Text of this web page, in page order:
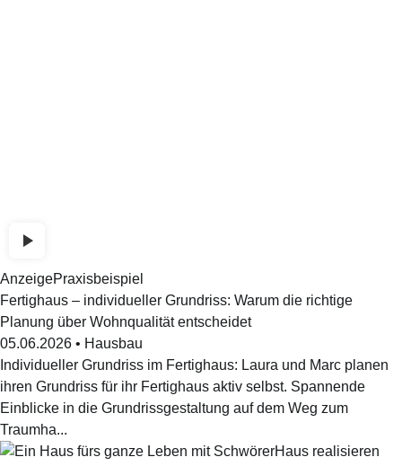
AnzeigePraxisbeispiel
Fertighaus – individueller Grundriss: Warum die richtige
Planung über Wohnqualität entscheidet
05.06.2026 • Hausbau
Individueller Grundriss im Fertighaus: Laura und Marc planen
ihren Grundriss für ihr Fertighaus aktiv selbst. Spannende
Einblicke in die Grundrissgestaltung auf dem Weg zum
Traumha...